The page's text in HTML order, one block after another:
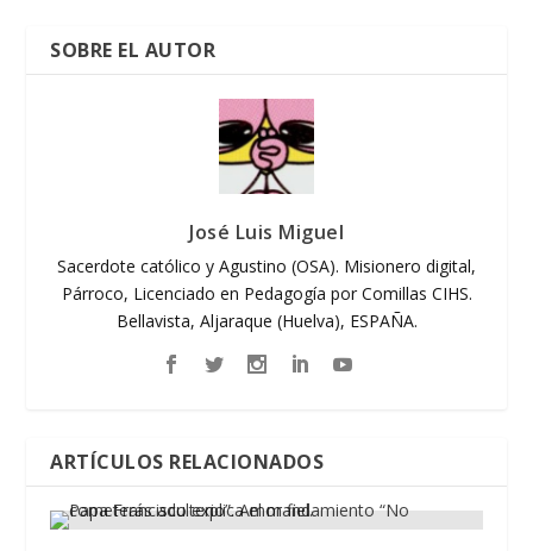
SOBRE EL AUTOR
José Luis Miguel
Sacerdote católico y Agustino (OSA). Misionero digital,
Párroco, Licenciado en Pedagogía por Comillas CIHS.
Bellavista, Aljaraque (Huelva), ESPAÑA.
ARTÍCULOS RELACIONADOS